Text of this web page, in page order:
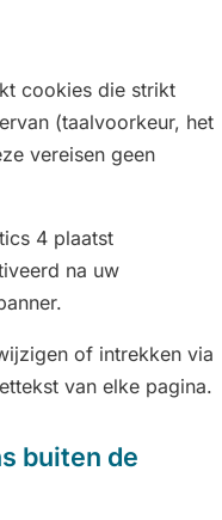
cookies die strikt
(taalvoorkeur, het
vereisen geen
4 plaatst
na uw
of intrekken via
van elke pagina.
buiten de